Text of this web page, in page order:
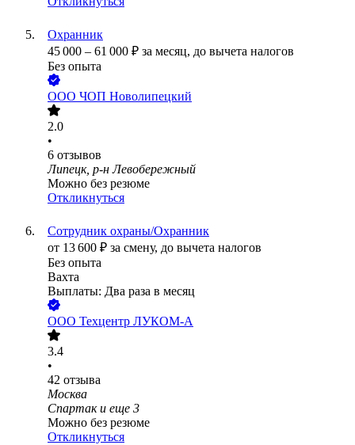
Охранник
45 000 – 61 000 ₽ за месяц, до вычета налогов
Без опыта
ООО ЧОП Новолипецкий
2.0
•
6 отзывов
Липецк, р-н Левобережный
Можно без резюме
Откликнуться
Сотрудник охраны/Охранник
от 13 600 ₽ за смену, до вычета налогов
Без опыта
Вахта
Выплаты: Два раза в месяц
ООО Техцентр ЛУКОМ-А
3.4
•
42 отзыва
Москва
Спартак и еще 3
Можно без резюме
Откликнуться